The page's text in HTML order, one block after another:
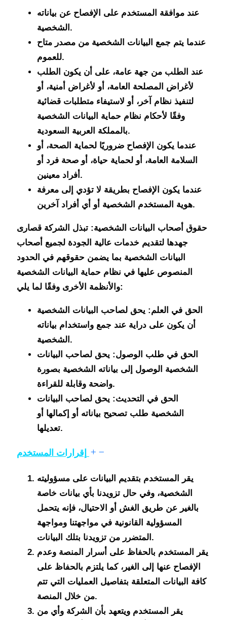
عند موافقة المستخدم على الإفصاح عن بياناته
الشخصية.
عندما يتم جمع البيانات الشخصية من مصدر متاح
للعموم.
عند الطلب من جهة عامة، على أن يكون الطلب
لأغراض المصلحة العامة، أو لأغراض أمنية، أو
لتنفيذ نظام آخر، أو لاستيفاء متطلبات قضائية
وفقًا لأحكام نظام حماية البيانات الشخصية
بالمملكة العربية السعودية.
عندما يكون الإفصاح ضروريًا لحماية الصحة، أو
السلامة العامة، أو لحماية حياة، أو صحة فرد أو
أفراد معينين.
عندما يكون الإفصاح بطريقة لا تؤدي إلى معرفة
هوية المستخدم الشخصية أو أي أفراد آخرين.
حقوق أصحاب البيانات الشخصية: تبذل الشركة قصارى
جهدها لتقديم خدمات عالية الجودة لجميع أصحاب
البيانات الشخصية بما يضمن حقوقهم في الحدود
المنصوص عليها في نظام حماية البيانات الشخصية
والأنظمة الأخرى وفقًا لما يلي:
الحق في العلم: يحق لصاحب البيانات الشخصية
أن يكون على دراية عند جمع واستخدام بياناته
الشخصية.
الحق في طلب الوصول: يحق لصاحب البيانات
الشخصية الوصول إلى بياناته الشخصية بصورة
واضحة وقابلة للقراءة.
الحق في التحديث: يحق لصاحب البيانات
الشخصية طلب تصحيح بياناته أو إكمالها أو
تعديلها.
إقرارات المستخدم
يقر المستخدم بتقديم البيانات على مسؤوليته
الشخصية، وفي حال تزويدنا بأي بيانات خاصة
بالغير عن طريق الغش أو الاحتيال، فإنه يتحمل
المسؤولية القانونية في مواجهتنا ومواجهة
المتضرر من تزويدنا بتلك البيانات.
يقر المستخدم بالحفاظ على أسرار المنصة وعدم
الإفصاح عنها إلى الغير، كما يلتزم بالحفاظ على
كافة البيانات المتعلقة بتفاصيل العمليات التي تتم
من خلال المنصة.
يقر المستخدم ويتعهد بأن الشركة وأي من